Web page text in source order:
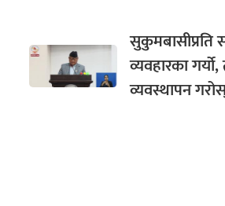
सुकुमबासीप्रति
व्यवहारका
व्यवस्थापन